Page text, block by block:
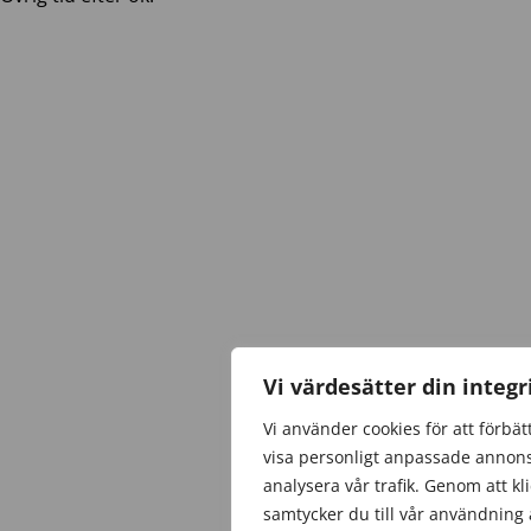
Vi värdesätter din
Vi använder cookies för att
visa personligt anpassade
analysera vår trafik. Genom att
samtycker du till vår användning